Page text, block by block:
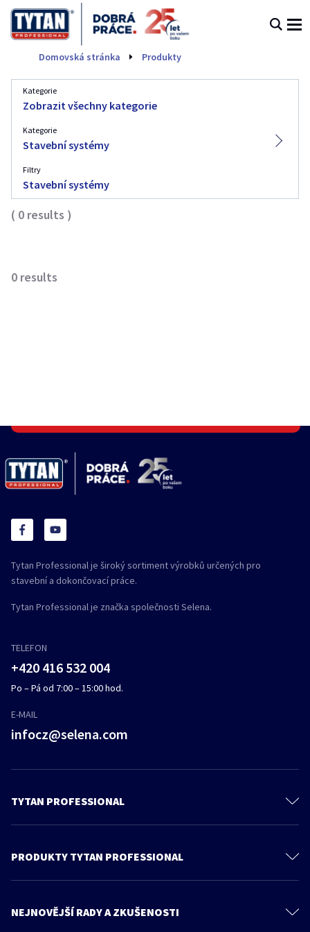
Domovská stránka Produkty
Kategorie
Zobrazit všechny kategorie
Kategorie
Stavební systémy
Filtry
Stavební systémy
( 0 results )
0 results
Tytan Professional je široký sortiment výrobků určených pro
stavební a dokončovací práce.
Tytan Professional je značka společnosti Selena.
TELEFON
+420 416 532 004
Po – Pá od 7:00 – 15:00 hod.
E-MAIL
infocz@selena.com
TYTAN PROFESSIONAL
Kontaktujte nás
Všeobecné obchodní podmínky
PRODUKTY TYTAN PROFESSIONAL
Pěnová lepidla
NEJNOVĚJŠÍ RADY A ZKUŠENOSTI